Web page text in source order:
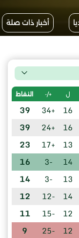
أخبار ذات صلة
ل +/- النقاط
16
+34
39
16
+24
39
13
+17
23
14
-3
16
13
-3
14
14
-12
12
12
-15
11
12
-25
9